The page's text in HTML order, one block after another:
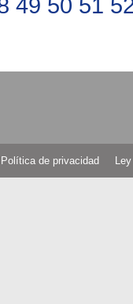
Política de privacidad